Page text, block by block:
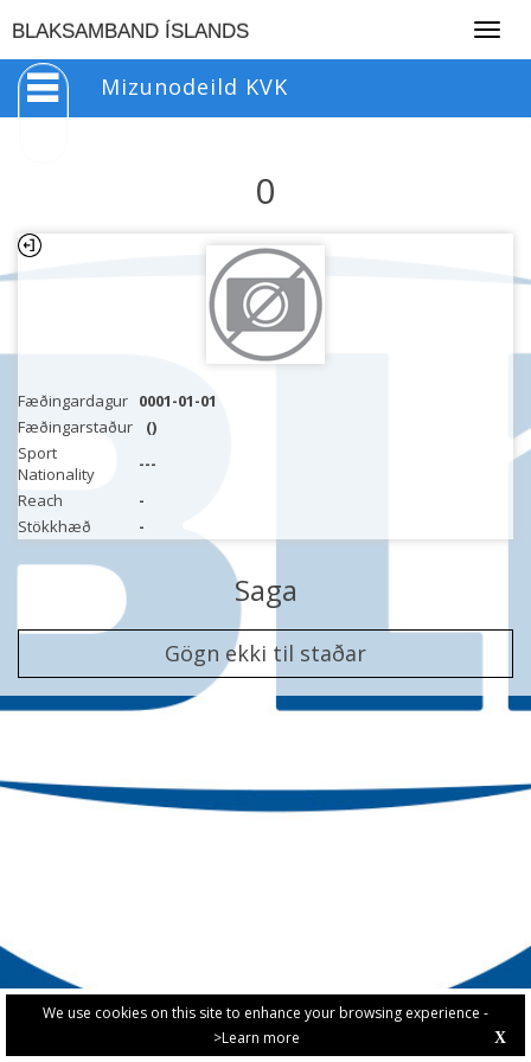
We use cookies on this site to enhance your browsing experience -
>Learn more
X
BLAKSAMBAND ÍSLANDS
Mizunodeild KVK
0
Fæðingardagur 0001-01-01
Fæðingarstaður
()
Sport
Nationality
---
Reach
-
Stökkhæð
-
Saga
Gögn ekki til staðar